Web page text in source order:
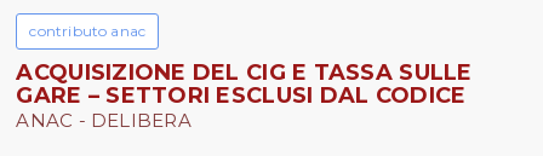
contributo anac
ACQUISIZIONE DEL CIG E TASSA SULLE
GARE – SETTORI ESCLUSI DAL CODICE
ANAC - DELIBERA